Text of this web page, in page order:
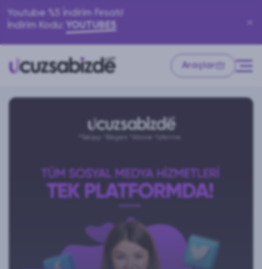
Youtube %5 İndirim Fırsatı!
İndirim Kodu: YOUTUBE5
Araçlar